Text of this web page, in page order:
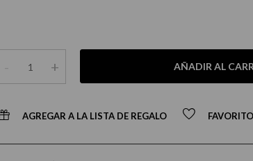
- + AÑADIR AL
AGREGAR A LA LISTA DE REGALO